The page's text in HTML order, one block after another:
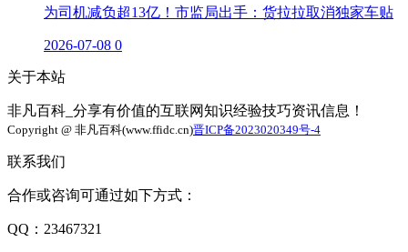
为司机减负超13亿！市监局出手：货拉拉取消独家车贴
2026-07-08 0
关于本站
非凡百科_分享有价值的互联网知识经验技巧资讯信息！
Copyright @ 非凡百科(www.ffidc.cn)晋ICP备2023020349号-4
联系我们
合作或咨询可通过如下方式：
QQ：23467321